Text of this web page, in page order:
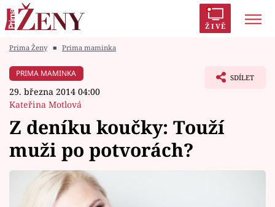
ŽIVĚ
Módní alarm
Zrádci
Témata
Celebrity
Prima Ženy ■ Prima maminka
PRIMA MAMINKA
29. března 2014 04:00
Kateřina Motlová
SDÍLET
Z deníku koučky: Touží
muži po potvorách?